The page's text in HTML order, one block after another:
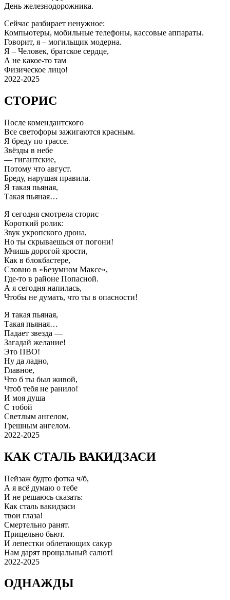
День железнодорожника.
Сейчас разбирает ненужное:
Компьютеры, мобильные телефоны, кассовые аппараты.
Говорит, я – могильщик модерна.
Я – Человек, братское сердце,
А не какое-то там
Физическое лицо!
2022-2025
СТОРИС
После комендантского
Все светофоры зажигаются красным.
Я бреду по трассе.
Звёзды в небе
— гигантские,
Потому что август.
Бреду, нарушая правила.
Я такая пьяная,
Такая пьяная…
Я сегодня смотрела сторис –
Короткий ролик:
Звук укропского дрона,
Но ты скрываешься от погони!
Мчишь дорогой ярости,
Как в блокбастере,
Словно в «Безумном Максе»,
Где-то в районе Попасной.
А я сегодня напилась,
Чтобы не думать, что ты в опасности!
Я такая пьяная,
Такая пьяная…
Падает звезда —
Загадай желание!
Это ПВО!
Ну да ладно,
Главное,
Что б ты был живой,
Чтоб тебя не ранило!
И моя душа
С тобой
Светлым ангелом,
Грешным ангелом.
2022-2025
КАК СТАЛЬ ВАКИДЗАСИ
Пейзаж будто фотка ч/б,
А я всё думаю о тебе
И не решаюсь сказать:
Как сталь вакидзаси
твои глаза!
Смертельно ранят.
Прицельно бьют.
И лепестки облетающих сакур
Нам дарят прощальный салют!
2022-2025
ОДНАЖДЫ